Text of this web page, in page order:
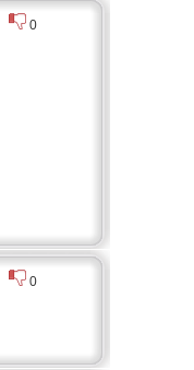
0
0